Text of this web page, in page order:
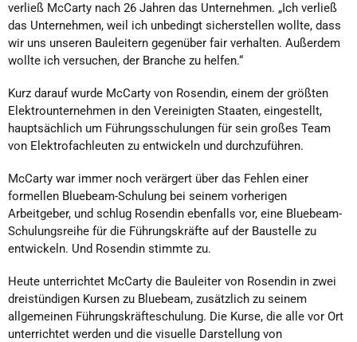
verließ McCarty nach 26 Jahren das Unternehmen. „Ich verließ
das Unternehmen, weil ich unbedingt sicherstellen wollte, dass
wir uns unseren Bauleitern gegenüber fair verhalten. Außerdem
wollte ich versuchen, der Branche zu helfen.“
Kurz darauf wurde McCarty von Rosendin, einem der größten
Elektrounternehmen in den Vereinigten Staaten, eingestellt,
hauptsächlich um Führungsschulungen für sein großes Team
von Elektrofachleuten zu entwickeln und durchzuführen.
McCarty war immer noch verärgert über das Fehlen einer
formellen Bluebeam-Schulung bei seinem vorherigen
Arbeitgeber, und schlug Rosendin ebenfalls vor, eine Bluebeam-
Schulungsreihe für die Führungskräfte auf der Baustelle zu
entwickeln. Und Rosendin stimmte zu.
Heute unterrichtet McCarty die Bauleiter von Rosendin in zwei
dreistündigen Kursen zu Bluebeam, zusätzlich zu seinem
allgemeinen Führungskräfteschulung. Die Kurse, die alle vor Ort
unterrichtet werden und die visuelle Darstellung von